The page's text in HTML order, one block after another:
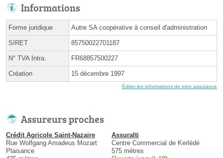
Informations
Forme juridique Autre SA coopérative à conseil d'administration
SIRET 85750022701187
N° TVA Intra. FR68857500227
Création 15 décembre 1997
Éditer les informations de mon assurance
Assureurs proches
Crédit Agricole Saint-Nazaire
Rue Wolfgang Amadeus Mozart
Plaisance
Assuralti
Centre Commercial de Kerlédé
575 mètres